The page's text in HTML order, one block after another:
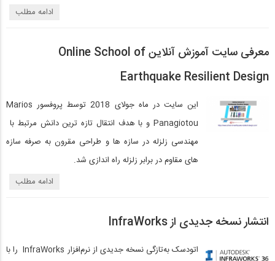
ادامه مطلب
معرفی سایت آموزش آنلاین Online School of
Earthquake Resilient Design
این سایت در ماه جولای 2018 توسط پروفسور Marios
Panagiotou و با هدف انتقال تازه ترین دانش مرتبط با
مهندسی زلزله در سازه ها و طراحی مقرون به صرفه سازه
های مقاوم در برابر زلزله راه اندازی شد.
ادامه مطلب
انتشار نسخه جدیدی از InfraWorks
اتودسک به‌تازگی نسخه جدیدی از نرم‌افزار InfraWorks را با